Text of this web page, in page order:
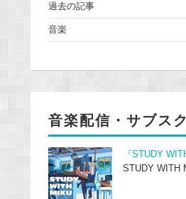
過去の記事
音楽
音楽配信・サブスク
『STUDY
STUDY WITH